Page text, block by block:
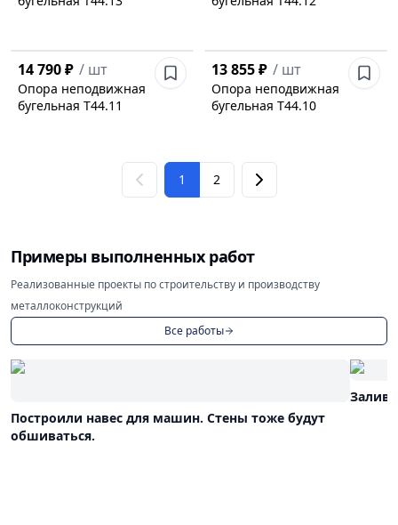
14 790 ₽ / шт
Опора неподвижная
бугельная Т44.11
13 855 ₽ / шт
Опора неподвижная
бугельная Т44.10
1 2
Примеры выполненных работ
Реализованные проекты по строительству и производству
металлоконструкций
Все работы
Построили навес для машин. Стены тоже будут
обшиваться.